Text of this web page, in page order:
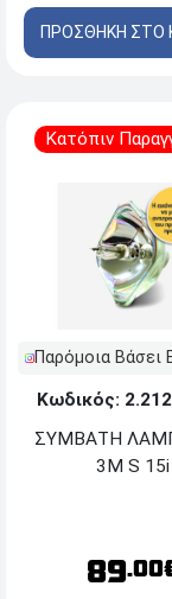
ΠΡΟΣΘΗΚΗ ΣΤΟ
Κατόπιν
Παρόμοια Βάσει
Κωδικός:
ΣΥΜΒΑΤΗ
3M S 15i
89